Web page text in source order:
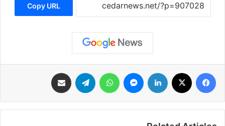
Copy URL
فيسبوك لينكدإن ماسنجر واتساب تيلقرام